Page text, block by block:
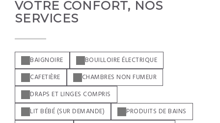
VOTRE CONFORT, NOS
SERVICES
BAIGNOIRE
BOUILLOIRE ÉLECTRIQUE
CAFETIÈRE
CHAMBRES NON FUMEUR
DRAPS ET LINGES COMPRIS
LIT BÉBÉ (SUR DEMANDE)
PRODUITS DE BAINS